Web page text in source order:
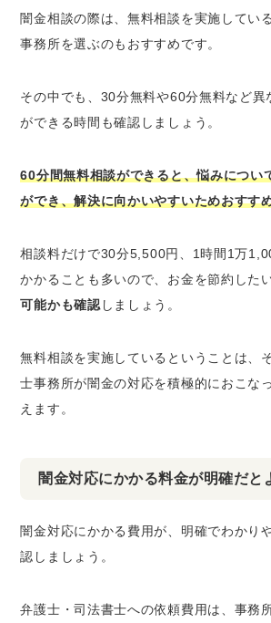
闇金相談の際は、無料相談を実施してい
事務所を選ぶのもおすすめです。
その中でも、30分無料や60分無料など異
ができる時間も確認しましょう。
60分間無料相談ができると、悩みについ
ができ、解決に向かいやすいためおすす
相談料だけで30分5,500円、1時間1万
かかることも多いので、お金を節約した
可能かも確認 しましょう。
無料相談を実施しているということは、
士事務所が闇金の対応を積極的におこな
えます。
闇金対応にかかる料金が明確だと
闇金対応にかかる費用が、明確でわかり
認しましょう。
弁護士・司法書士への依頼費用は、事務